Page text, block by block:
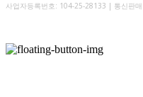
사업자등록번호: 104-25-28133 | 통신판매: